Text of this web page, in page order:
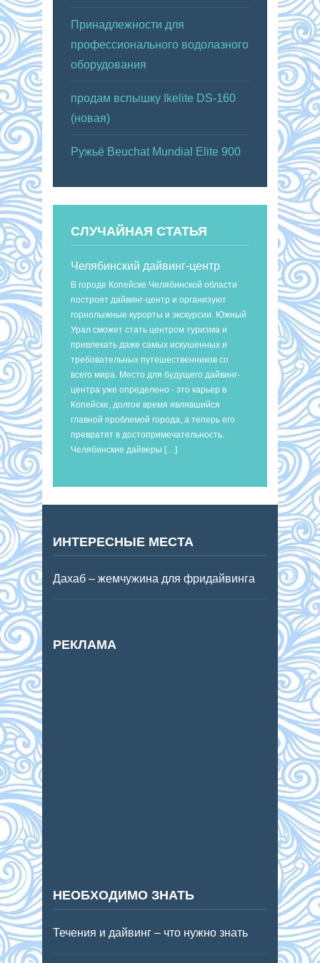
Принадлежности для
профессионального водолазного
оборудования
продам вспышку Ikelite DS-160
(новая)
Ружьё Beuchat Mundial Elite 900
СЛУЧАЙНАЯ СТАТЬЯ
Челябинский дайвинг-центр
В городе Копейске Челябинской области
построят дайвинг-центр и организуют
горнолыжные курорты и экскурсии. Южный
Урал сможет стать центром туризма и
привлекать даже самых искушенных и
требовательных путешественников со
всего мира. Место для будущего дайвинг-
центра уже определено - это карьер в
Копейске, долгое время являвшийся
главной проблемой города, а теперь его
превратят в достопримечательность.
Челябинские дайверы […]
ИНТЕРЕСНЫЕ МЕСТА
Дахаб – жемчужина для фридайвинга
РЕКЛАМА
НЕОБХОДИМО ЗНАТЬ
Течения и дайвинг – что нужно знать